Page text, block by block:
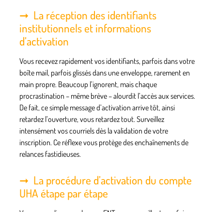
La réception des identifiants
institutionnels et informations
d’activation
Vous recevez rapidement vos identifiants, parfois dans votre
boîte mail, parfois glissés dans une enveloppe, rarement en
main propre. Beaucoup l’ignorent, mais chaque
procrastination – même brève – alourdit l’accès aux services.
De fait, ce simple message d’activation arrive tôt, ainsi
retardez l’ouverture, vous retardez tout. Surveillez
intensément vos courriels dès la validation de votre
inscription. Ce réflexe vous protège des enchaînements de
relances fastidieuses.
La procédure d’activation du compte
UHA étape par étape